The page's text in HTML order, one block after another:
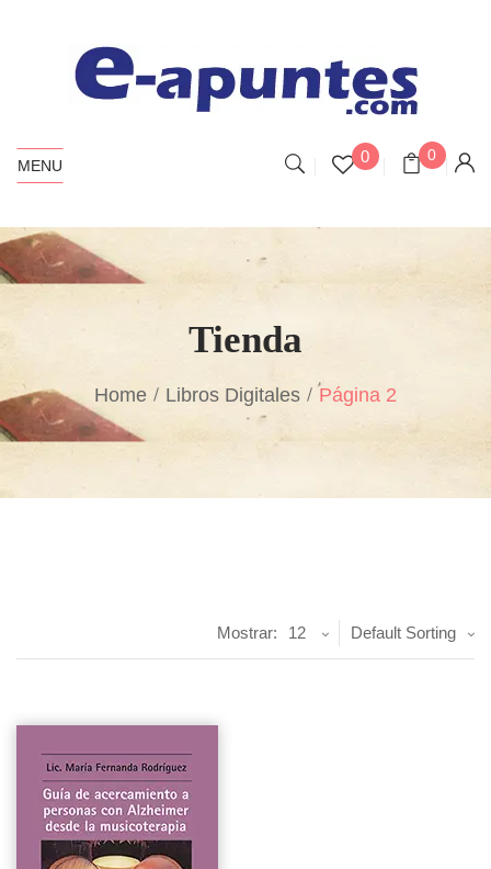
MENU 0 0
Tienda
Home Libros Digitales Página 2
Default Sorting
Mostrar: 12